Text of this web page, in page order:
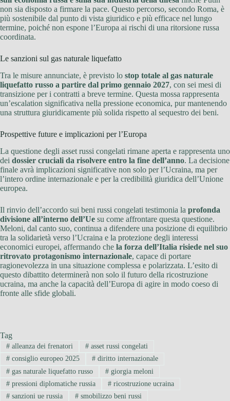
non sia disposto a firmare la pace. Questo percorso, secondo Roma, è
più sostenibile dal punto di vista giuridico e più efficace nel lungo
termine, poiché non espone l’Europa ai rischi di una ritorsione russa
coordinata.
Le sanzioni sul gas naturale liquefatto
Tra le misure annunciate, è previsto lo stop totale al gas naturale
liquefatto russo a partire dal primo gennaio 2027, con sei mesi di
transizione per i contratti a breve termine. Questa mossa rappresenta
un’escalation significativa nella pressione economica, pur mantenendo
una struttura giuridicamente più solida rispetto al sequestro dei beni.
Prospettive future e implicazioni per l’Europa
La questione degli asset russi congelati rimane aperta e rappresenta uno
dei dossier cruciali da risolvere entro la fine dell’anno. La decisione
finale avrà implicazioni significative non solo per l’Ucraina, ma per
l’intero ordine internazionale e per la credibilità giuridica dell’Unione
europea.
Il rinvio dell’accordo sui beni russi congelati testimonia la profonda
divisione all’interno dell’Ue su come affrontare questa questione.
Meloni, dal canto suo, continua a difendere una posizione di equilibrio
tra la solidarietà verso l’Ucraina e la protezione degli interessi
economici europei, affermando che la forza dell’Italia risiede nel suo
ritrovato protagonismo internazionale, capace di portare
ragionevolezza in una situazione complessa e polarizzata. L’esito di
questo dibattito determinerà non solo il futuro della ricostruzione
ucraina, ma anche la capacità dell’Europa di agire in modo coeso di
fronte alle sfide globali.
Tag
#alleanza dei frenatori #asset russi congelati
#consiglio europeo 2025 #diritto internazionale
#gas naturale liquefatto russo #giorgia meloni
#pressioni diplomatiche russia #ricostruzione ucraina
#sanzioni ue russia #smobilizzo beni russi